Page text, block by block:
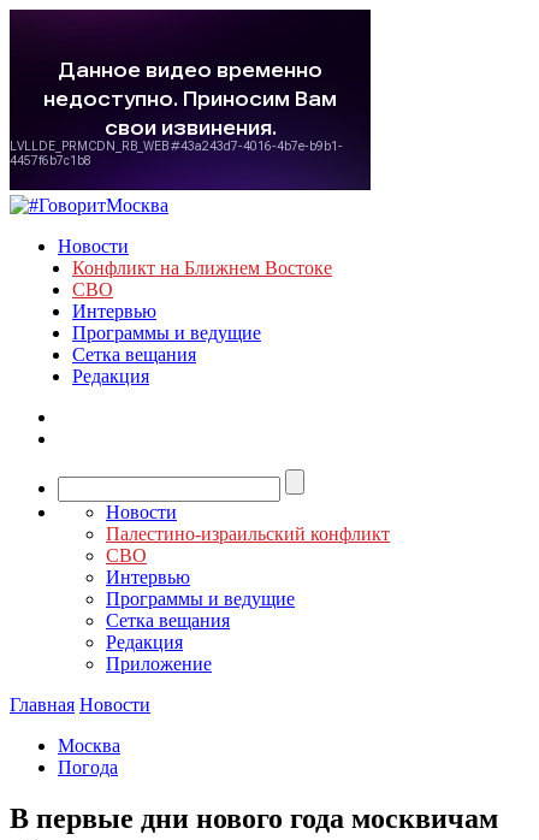
Новости
Конфликт на Ближнем Востоке
СВО
Интервью
Программы и ведущие
Сетка вещания
Редакция
Новости
Палестино-израильский конфликт
СВО
Интервью
Программы и ведущие
Сетка вещания
Редакция
Приложение
Главная Новости
Москва
Погода
В первые дни нового года москвичам